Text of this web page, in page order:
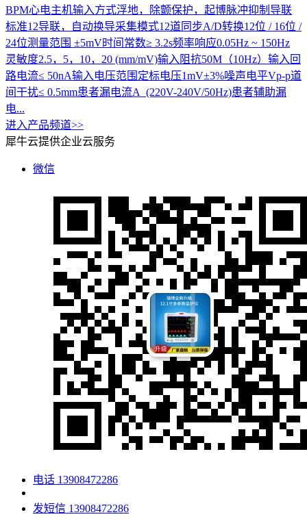
BPM心电主机输入方式浮地，除颤保护，起博脉冲抑制导联
标准12导联，自动换导采集模式12道同步A/D转换12位 / 16位 /
24位测量范围 ±5mV时间常数≥ 3.2s频率响应0.05Hz ~ 150Hz
灵敏度2.5，5，10，20 (mm/mV)输入阻抗50M（10Hz）输入回
路电流≤ 50nA输入电压范围定标电压1mV±3%噪声电平Vp-p道
间干扰≤ 0.5mm患者漏电流A (220V-240V/50Hz)患者辅助漏
电...
进入产品频道>>
犀牛云提供企业云服务
微信
电话 13908472286
发短信 13908472286